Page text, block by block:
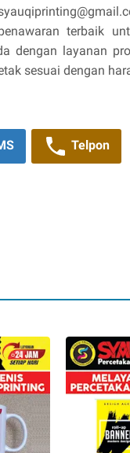
terbaik
dengan layanan
sesuai dengan
Telpon